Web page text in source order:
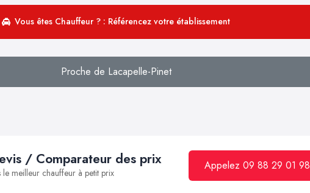
Vous êtes Chauffeur ? : Référencez votre établissement
Proche de Lacapelle-Pinet
/ Comparateur des prix
meilleur chauffeur à petit prix
Appelez 09 88 29 01 98